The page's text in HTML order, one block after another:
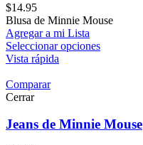
$14.95
Blusa de Minnie Mouse
Agregar a mi Lista
Seleccionar opciones
Vista rápida
Comparar
Cerrar
Jeans de Minnie Mouse